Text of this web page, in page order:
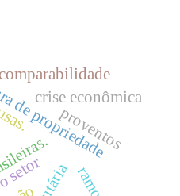
propriedade
crise econômica
comparabilidade
proventos